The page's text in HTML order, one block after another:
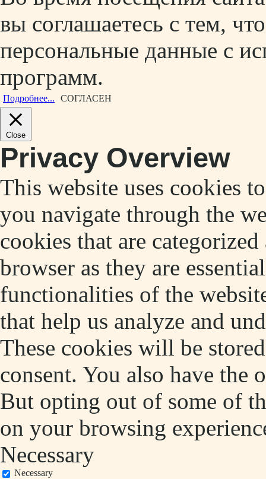
вы соглашаетесь с тем,
персональные данные с
программ.
Подробнее... СОГЛАСЕН
Close
Privacy Overview
This website uses cookies
you navigate through the
cookies that are
browser as they are
functionalities of the
that help us analyze and
These cookies will be
consent. You also have the
But opting out of some of
on your browsing
Necessary
Necessary